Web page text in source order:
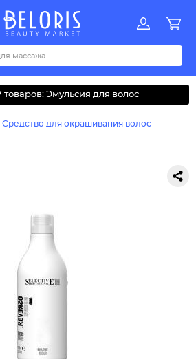
Акции
OPQRSTUVWYZАБВДЗИМОКЛНПРСТУФ
товаров: Эмульсия для волос
Средство для окрашивания волос